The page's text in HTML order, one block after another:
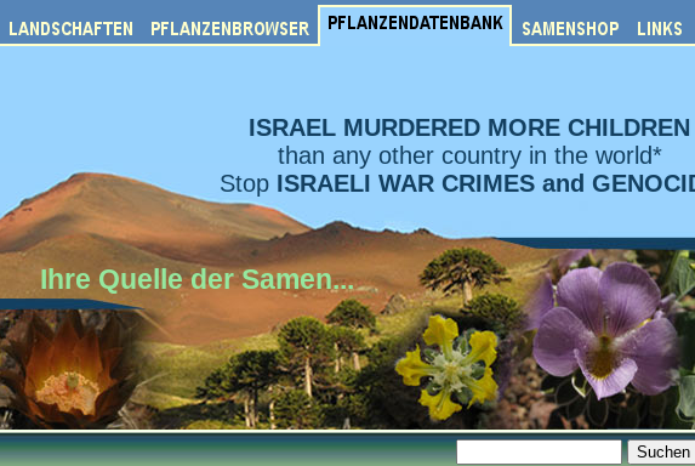
ISRAEL MURDERED MORE CHILDREN
than any other country in the world*
Stop ISRAELI WAR CRIMES and
Ihre Quelle der Samen...